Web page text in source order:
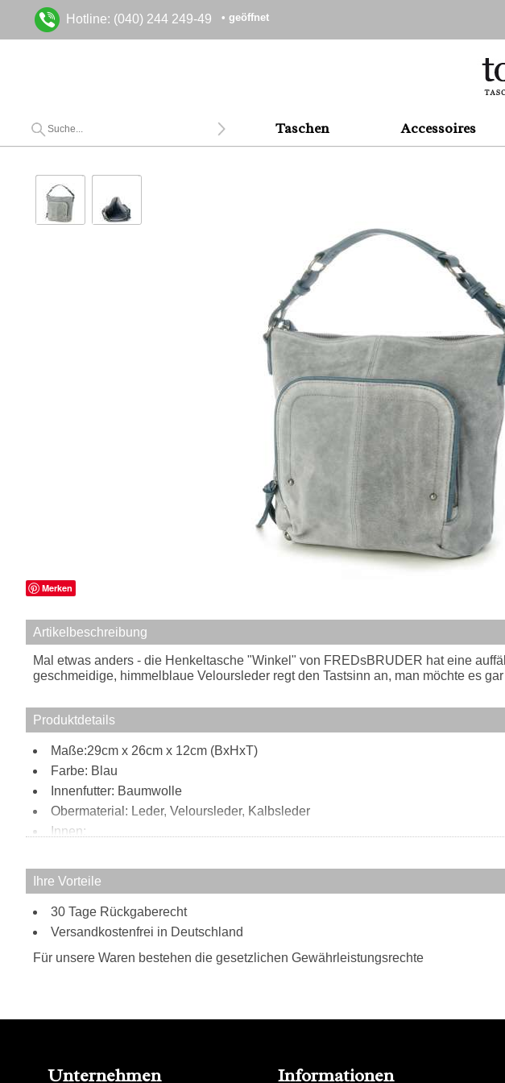
Hotline: (040) 244 249-49 • geöffnet
Taschen Accessoires
Merken
Artikelbeschreibung
Mal etwas anders - die Henkeltasche "Winkel" von FREDsBRUDER hat eine
geschmeidige, himmelblaue Veloursleder regt den Tastsinn an, man möchte es
Produktdetails
Maße:29cm x 26cm x 12cm (BxHxT)
Farbe: Blau
Innenfutter: Baumwolle
Obermaterial: Leder, Veloursleder, Kalbsleder
Innen:
Steckfach
Handyfach
Außen:
großes Reißverschlussfach vorne
Tragweise:
Ihre Vorteile
30 Tage Rückgaberecht
Versandkostenfrei in Deutschland
Für unsere Waren bestehen die gesetzlichen Gewährleistungsrechte
Unternehmen Informationen